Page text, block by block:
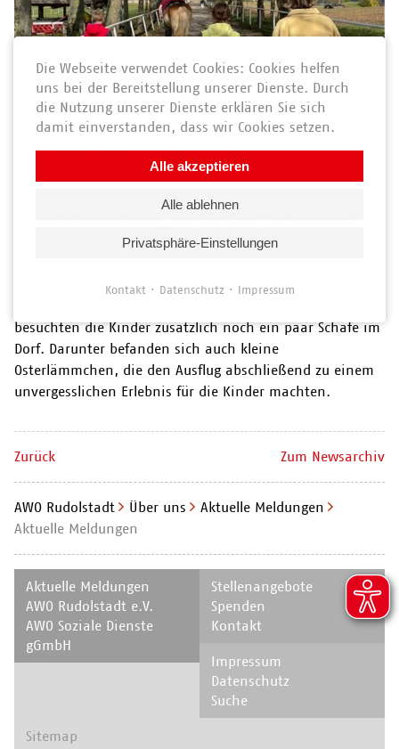
AWO News vom 11. April 2023
Die Gruppe 4 der stationären Kinder- und
besuchte am vergangenen Ostersonntag bei herrlichem
Kind durfte dabei einmal auf einem richtigen Haflinger
besuchten die Kinder zusätzlich noch ein paar Schafe im
Dorf. Darunter befanden sich auch kleine
Osterlämmchen, die den Ausflug abschließend zu einem
unvergesslichen Erlebnis für die Kinder machten.
Zurück Zum Newsarchiv
AWO Rudolstadt Über uns
Aktuelle Meldungen
Aktuelle Meldungen
Navigation
überspringen
Aktuelle Meldungen
AWO Rudolstadt e.V.
AWO Soziale Dienste
gGmbH
Navigation
überspringen
Stellenangebote
Spenden
Kontakt
Navigation
überspringen
Impressum
Datenschutz
Suche
Navigation
Sitemap
Die Webseite verwendet Cookies: Cookies helfen
uns bei der Bereitstellung unserer Dienste. Durch
die Nutzung unserer Dienste erklären Sie sich
damit einverstanden, dass wir Cookies setzen.
Alle akzeptieren
Alle ablehnen
Privatsphäre-Einstellungen
Kontakt Datenschutz Impressum